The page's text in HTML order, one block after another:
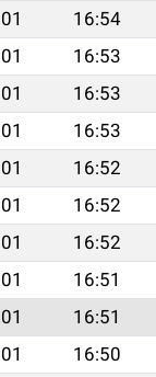
16:54
16:53
16:53
16:53
16:52
16:52
16:52
16:51
16:51
16:50